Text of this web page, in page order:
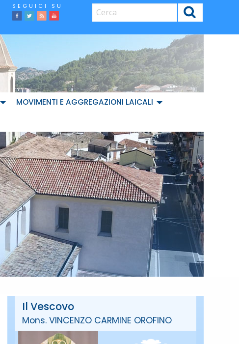
facebook
Twitter
FeedYoutube
CERCA
MOVIMENTI E AGGREGAZIONI LAICALI
Il Vescovo
Mons. VINCENZO CARMINE OROFINO